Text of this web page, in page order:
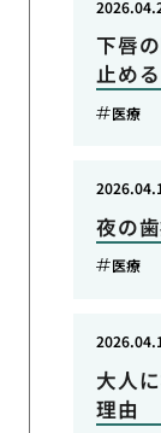
下唇
止める
医療
夜の
医療
大人
理由